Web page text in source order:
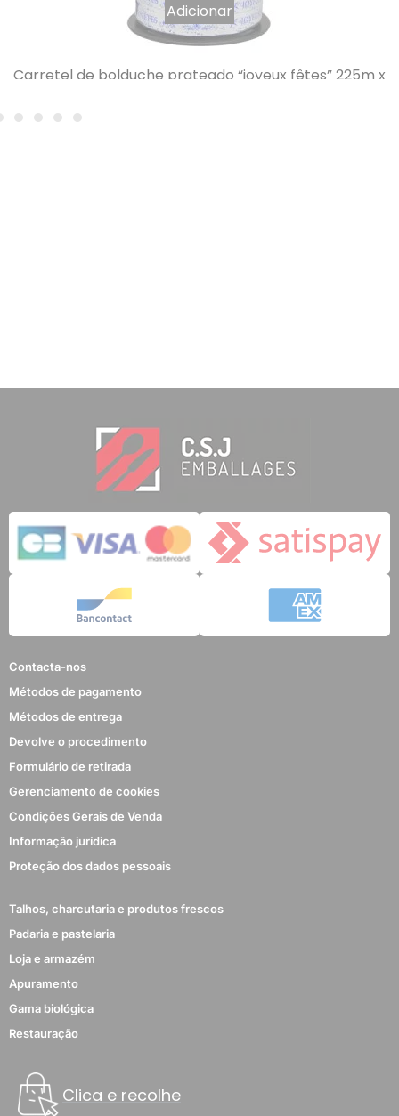
Carretel de bolduche prateado “joyeux fêtes” 225m x
Adicionar
Contacta-nos
Métodos de pagamento
Métodos de entrega
Devolve o procedimento
Formulário de retirada
Gerenciamento de cookies
Condições Gerais de Venda
Informação jurídica
Proteção dos dados pessoais
Talhos, charcutaria e produtos frescos
Padaria e pastelaria
Loja e armazém
Apuramento
Gama biológica
Restauração
Clica e recolhe